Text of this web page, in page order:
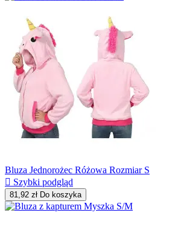
Bluza Jednorożec Różowa Rozmiar S
 Szybki podgląd
81,92 zł Do koszyka